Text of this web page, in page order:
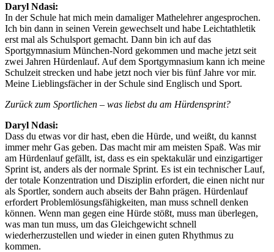
Daryl Ndasi:
In der Schule hat mich mein damaliger Mathelehrer angesprochen.
Ich bin dann in seinen Verein gewechselt und habe Leichtathletik
erst mal als Schulsport gemacht. Dann bin ich auf das
Sportgymnasium München-Nord gekommen und mache jetzt seit
zwei Jahren Hürdenlauf. Auf dem Sportgymnasium kann ich meine
Schulzeit strecken und habe jetzt noch vier bis fünf Jahre vor mir.
Meine Lieblingsfächer in der Schule sind Englisch und Sport.
Zurück zum Sportlichen – was liebst du am Hürdensprint?
Daryl Ndasi:
Dass du etwas vor dir hast, eben die Hürde, und weißt, du kannst
immer mehr Gas geben. Das macht mir am meisten Spaß. Was mir
am Hürdenlauf gefällt, ist, dass es ein spektakulär und einzigartiger
Sprint ist, anders als der normale Sprint. Es ist ein technischer Lauf,
der totale Konzentration und Disziplin erfordert, die einen nicht nur
als Sportler, sondern auch abseits der Bahn prägen. Hürdenlauf
erfordert Problemlösungsfähigkeiten, man muss schnell denken
können. Wenn man gegen eine Hürde stößt, muss man überlegen,
was man tun muss, um das Gleichgewicht schnell
wiederherzustellen und wieder in einen guten Rhythmus zu
kommen.